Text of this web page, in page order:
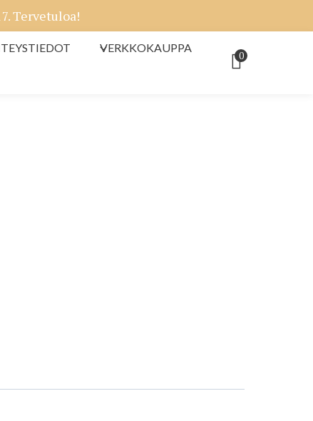
Tervetuloa!
VERKKOKAUPPA
0